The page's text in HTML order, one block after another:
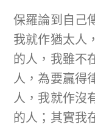
保羅論到自己
我就作猶太人
的人，我雖不
人，為要贏得
人，我就作沒
的人；其實我